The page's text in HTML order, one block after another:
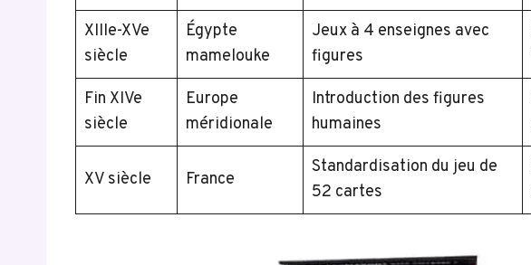
XIIIe-XVe
siècle
Égypte
mamelouke
Jeux à 4 enseignes avec
figures
Fin XIVe
siècle
Europe
méridionale
Introduction des figures
humaines
XV siècle France
Standardisation du jeu de
52 cartes